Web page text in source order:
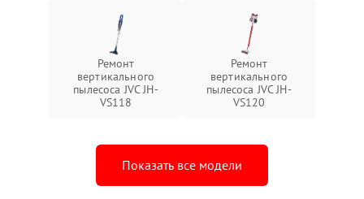
Ремонт
вертикального
пылесоса JVC JH-
VS118
Ремонт
вертикального
пылесоса JVC JH-
VS120
Показать все модели